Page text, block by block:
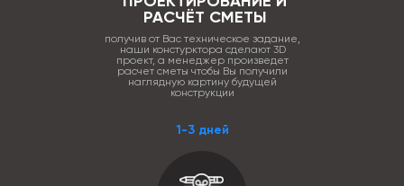
1-3 дней
РАСЧЁТ СМЕТЫ
получив от Вас техническое задание,
наши констурктора сделают 3D
проект, а менеджер произведет
расчет сметы чтобы Вы получили
наглядную картину будущей
конструкции